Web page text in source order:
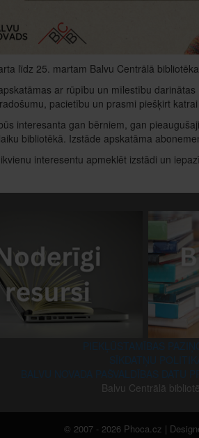
līdz 25. martam Balvu Centrālā
ar rūpību un mīlestību
pacietību un prasmi piešķirt katrai
interesanta gan bērniem, gan
bibliotēkā. Izstāde apskatāma
interesentu apmeklēt izstādi un
Balvu Centrālā
© 2007 - 2026 Phoca.cz |